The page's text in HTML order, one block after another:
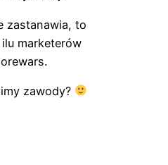
zastanawia, to
marketerów
zawody?